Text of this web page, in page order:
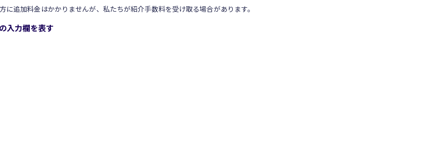
追加料金はかかりませんが、私たちが紹介手数料を受け取る場合があります。
力欄を表す